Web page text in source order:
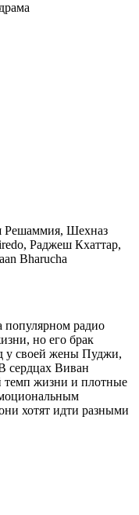
Решаммия, Шехназ
Раджеш Кхаттар,
Bharucha
радио
но его брак
у своей жены Пуджи,
сердцах Виван
темп жизни и плотные
хотят идти разными